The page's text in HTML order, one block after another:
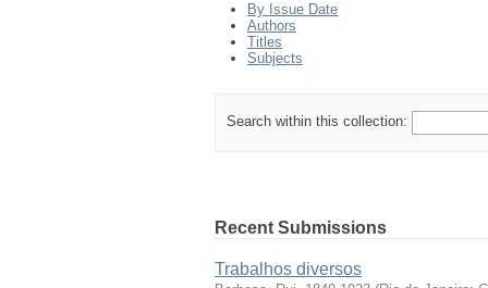
By Issue Date
Authors
Titles
Subjects
Search within this collection:
Recent Submissions
Trabalhos diversos